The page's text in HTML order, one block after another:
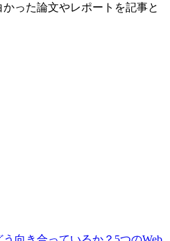
った論文やレポートを記事と